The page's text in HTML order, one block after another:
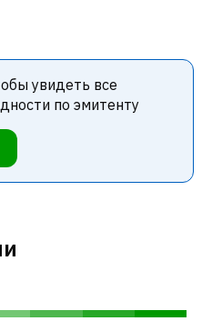
увидеть все
по эмитенту